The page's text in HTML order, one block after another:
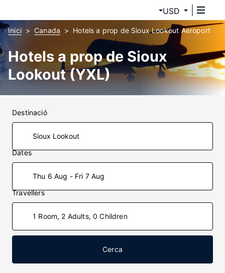
USD
Inici Canada Hotels a prop de Sioux Lookout Aeroport
Hotels a prop de Sioux
Lookout (YXL)
Destinació
Dates
Thu 6 Aug - Fri 7 Aug
Travellers
1 Room, 2 Adults, 0 Children
Cerca